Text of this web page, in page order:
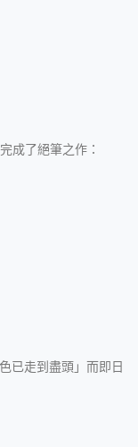
成了絕筆之作：
已走到盡頭」而即日